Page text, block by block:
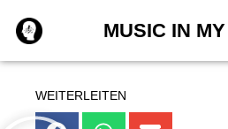
Inhalt
springen
MUSIC IN
WEITERLEITEN